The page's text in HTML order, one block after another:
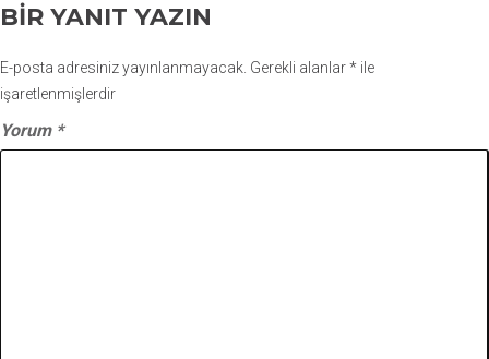
BIR YANIT YAZIN
E-posta adresiniz yayınlanmayacak. Gerekli alanlar* ile
işaretlenmişlerdir
Yorum *